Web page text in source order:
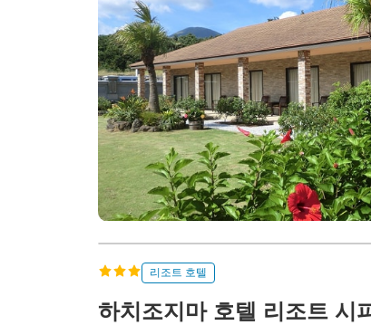
s
e
a
r
c
h
리조트 호텔
하치조지마 호텔 리조트 시